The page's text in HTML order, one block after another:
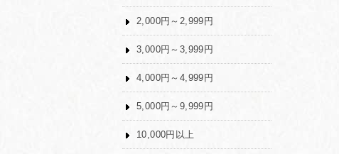
2,000円～2,999円
3,000円～3,999円
4,000円～4,999円
5,000円～9,999円
10,000円以上